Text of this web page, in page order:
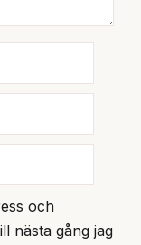
och
nästa gång jag